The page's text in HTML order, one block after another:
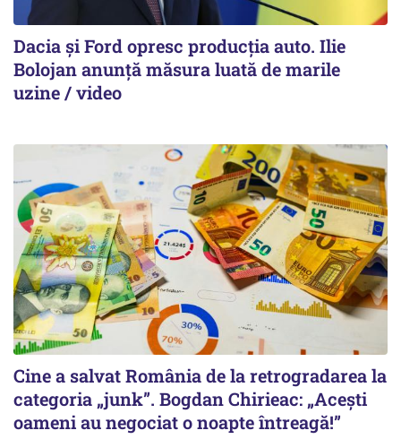
Dacia și Ford opresc producția auto. Ilie
Bolojan anunță măsura luată de marile
uzine / video
Cine a salvat România de la retrogradarea la
categoria „junk”. Bogdan Chirieac: „Acești
oameni au negociat o noapte întreagă!”